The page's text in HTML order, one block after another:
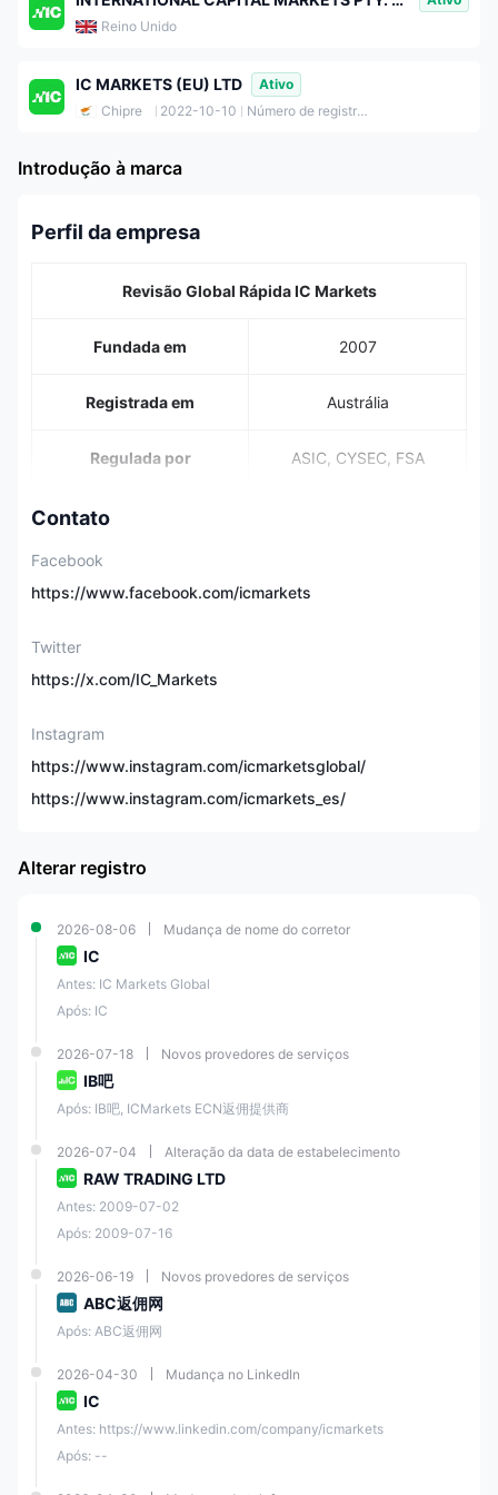
Reino Unido
IC MARKETS (EU) LTD
Ativo
Chipre
2022-10-10 Número de registro: HE356877
Introdução à marca
Perfil da empresa
Revisão Global Rápida IC Markets
Fundada em 2007
Registrada em Austrália
Regulada por ASIC, CYSEC, FSA
Instrumentos de
Negociação
Tipo de Conta
Standard, Raw Spread,
Raw Spread
Alavancagem Máxima
Plataforma de Trading
Web, Android, Mac, iOS)
Trading Social
Métodos de Pagamento
Bancária, Bpay, Broker
Taxa de Depósito e
Contato
Facebook
https://www.facebook.com/icmarkets
Twitter
https://x.com/IC_Markets
Instagram
https://www.instagram.com/icmarketsglobal/
https://www.instagram.com/icmarkets_es/
Alterar registro
2026-08-06 Mudança de nome do corretor
IC
Antes: IC Markets Global
Após: IC
2026-07-18 Novos provedores de serviços
IB吧
Após: IB吧, ICMarkets ECN返佣提供商
2026-07-04 Alteração da data de estabelecimento
RAW TRADING LTD
Antes: 2009-07-02
Após: 2009-07-16
2026-06-19 Novos provedores de serviços
ABC返佣网
Após: ABC返佣网
2026-04-30 Mudança no LinkedIn
IC
Antes: https://www.linkedin.com/company/icmarkets
Após: --